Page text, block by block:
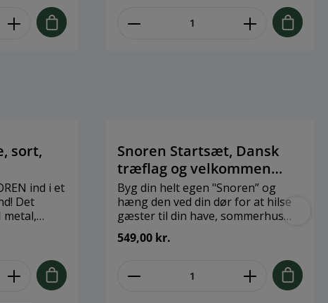
sort,
ind i et
metal,
i samme
på
perfekte
styling
Snoren Startsæt, Dansk
træflag og velkommen
klods, beige snor
Byg din helt egen "Snoren” og
hæng den ved din dør for at hilse
gæster til din have, sommerhus
eller hvor som helst Velkommen,
med dit eget lille personlige
forskelligt året rundt og du kan
gøre den helt personlig alt efter
549,00 kr.